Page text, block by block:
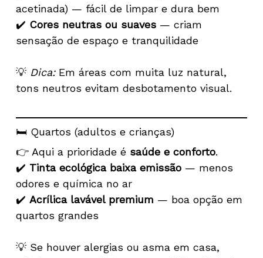
acetinada) — fácil de limpar e dura bem
✔️ Cores neutras ou suaves— criam
sensação de espaço e tranquilidade
💡 Dica:Em áreas com muita luz natural,
tons neutros evitam desbotamento visual.
🛏️ Quartos (adultos e crianças)
👉 Aqui a prioridade é saúde e conforto.
✔️ Tinta ecológica baixa emissão— menos
odores e química no ar
✔️ Acrílica lavável premium — boa opção em
quartos grandes
💡 Se houver alergias ou asma em casa,